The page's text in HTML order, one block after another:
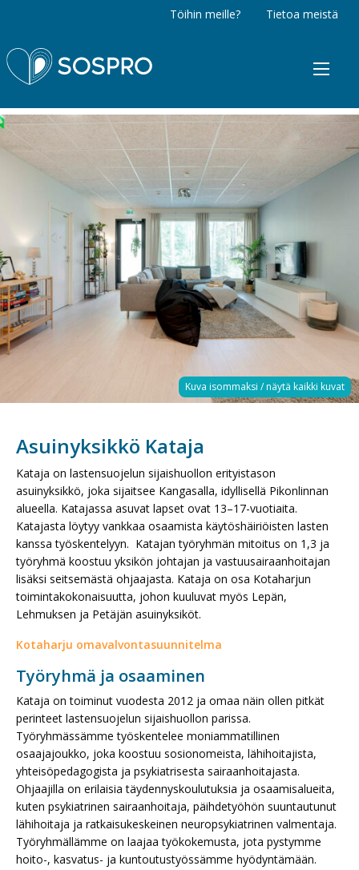
Tietoa meistä
Töihin meille?
Sospro
Asuinyksikkö Kataja
Kataja on lastensuojelun sijaishuollon erityistason
asuinyksikkö, joka sijaitsee Kangasalla, idyllisellä Pikonlinnan
alueella. Katajassa asuvat lapset ovat 13–17-vuotiaita.
Katajasta löytyy vankkaa osaamista käytöshäiriöisten lasten
kanssa työskentelyyn. Katajan työryhmän mitoitus on 1,3 ja
työryhmä koostuu yksikön johtajan ja vastuusairaanhoitajan
lisäksi seitsemästä ohjaajasta. Kataja on osa Kotaharjun
toimintakokonaisuutta, johon kuuluvat myös Lepän,
Lehmuksen ja Petäjän asuinyksiköt.
Kotaharju omavalvontasuunnitelma
Työryhmä ja osaaminen
Kataja on toiminut vuodesta 2012 ja omaa näin ollen pitkät
perinteet lastensuojelun sijaishuollon parissa.
Työryhmässämme työskentelee moniammatillinen
osaajajoukko, joka koostuu sosionomeista, lähihoitajista,
yhteisöpedagogista ja psykiatrisesta sairaanhoitajasta.
Ohjaajilla on erilaisia täydennyskoulutuksia ja osaamisalueita,
kuten psykiatrinen sairaanhoitaja, päihdetyöhön suuntautunut
lähihoitaja ja ratkaisukeskeinen neuropsykiatrinen valmentaja.
Työryhmällämme on laajaa työkokemusta, jota pystymme
hoito-, kasvatus- ja kuntoutustyössämme hyödyntämään.